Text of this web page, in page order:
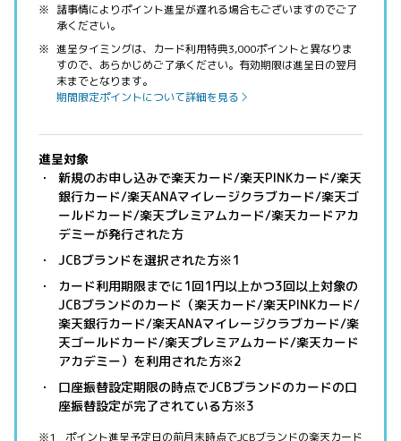
諸事情によりポイント進呈が遅れる場合もございますのでご了
承ください。
進呈タイミングは、カード利用特典3,000ポイントと異なりま
すので、あらかじめご了承ください。有効期限は進呈日の翌月
末までとなります。
期間限定ポイントについて詳細を見る
進呈対象
新規のお申し込みで楽天カード/楽天PINKカード/楽天
銀行カード/楽天ANAマイレージクラブカード/楽天ゴ
ールドカード/楽天プレミアムカード/楽天カードアカ
デミーが発行された方
JCBブランドを選択された方※1
カード利用期限までに1回1円以上かつ3回以上対象の
JCBブランドのカード（楽天カード/楽天PINKカード/
楽天銀行カード/楽天ANAマイレージクラブカード/楽
天ゴールドカード/楽天プレミアムカード/楽天カード
アカデミー）を利用された方※2
口座振替設定期限の時点でJCBブランドのカードの口
座振替設定が完了されている方※3
ポイント進呈予定日の前月末時点でJCBブランドの楽天カード